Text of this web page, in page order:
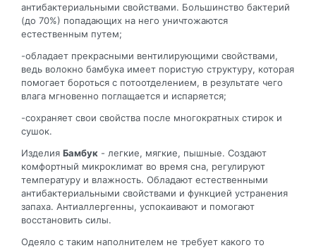
антибактериальными свойствами. Большинство бактерий
(до 70%) попадающих на него уничтожаются
естественным путем;
-обладает прекрасными вентилирующими свойствами,
ведь волокно бамбука имеет пористую структуру, которая
помогает бороться с потоотделением, в результате чего
влага мгновенно поглащается и испаряется;
-сохраняет свои свойства после многократных стирок и
сушок.
Изделия Бамбук - легкие, мягкие, пышные. Создают
комфортный микроклимат во время сна, регулируют
температуру и влажность. Обладают естественными
антибактериальными свойствами и функцией устранения
запаха. Антиаллергенны, успокаивают и помогают
восстановить силы.
Одеяло с таким наполнителем не требует какого то